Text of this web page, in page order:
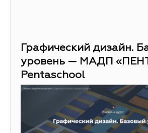
Графический дизайн.
уровень — МАДП
Pentaschool